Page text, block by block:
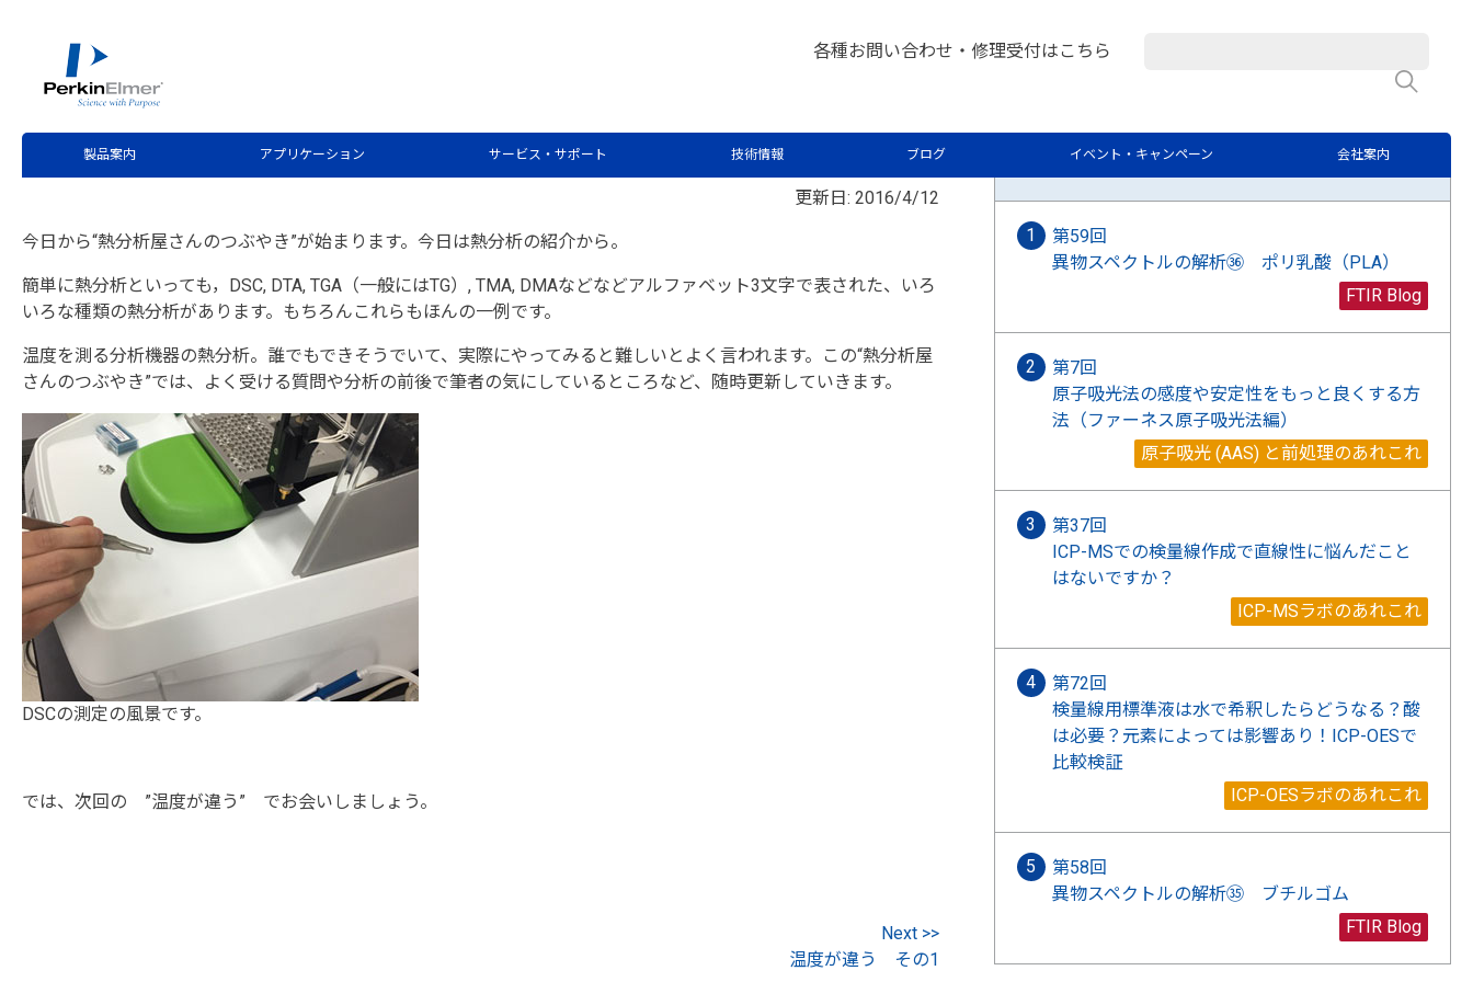
各種お問い合わせ・修理受付はこちら
会社案内
製品案内 アプリケーション サービス・サポート 技術情報 ブログ イベント・キャンペーン
第1回 熱分析屋さん
更新日: 2016/4/12
今日から“熱分析屋さんのつぶやき”が始まります。今日は熱分析の紹介から。
簡単に熱分析といっても，DSC, DTA, TGA（一般にはTG）, TMA, DMAなどなどアルファベット3文字で表された、いろ
いろな種類の熱分析があります。もちろんこれらもほんの一例です。
温度を測る分析機器の熱分析。誰でもできそうでいて、実際にやってみると難しいとよく言われます。この“熱分析屋
さんのつぶやき”では、よく受ける質問や分析の前後で筆者の気にしているところなど、随時更新していきます。
DSCの測定の風景です。
では、次回の ”温度が違う” でお会いしましょう。
Next >>
温度が違う その1
最新記事
第59回
異物スペクトルの解析㊱ ポリ乳酸（PLA）
FTIR Blog
第7回
原子吸光法の感度や安定性をもっと良くする方
法（ファーネス原子吸光法編）
原子吸光 (AAS) と前処理のあれこれ
第37回
ICP-MSでの検量線作成で直線性に悩んだこと
はないですか？
ICP-MSラボのあれこれ
第72回
検量線用標準液は水で希釈したらどうなる？酸
は必要？元素によっては影響あり！ICP-OESで
比較検証
ICP-OESラボのあれこれ
第58回
異物スペクトルの解析㉟ ブチルゴム
FTIR Blog